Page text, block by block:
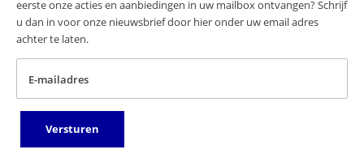
eerste onze acties en aanbiedingen in uw mailbox ontvangen? Schrijf
u dan in voor onze nieuwsbrief door hier onder uw email adres
achter te laten.
E-mailadres
Versturen